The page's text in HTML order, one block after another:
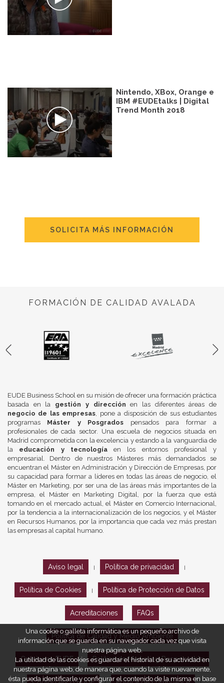
Nintendo, XBox, Orange e
IBM #EUDEtalks | Digital
Trend Month 2018
SOLICITA MÁS INFORMACIÓN
FORMACIÓN DE CALIDAD AVALADA
EUDE Business School en su misión de ofrecer una formación práctica
basada en la gestión y dirección en las diferentes áreas de
negocio de las empresas , pone a disposición de sus estudiantes
programas Máster y Posgrados pensados para formar a
profesionales de cada sector. Una escuela de negocios situada en
Madrid comprometida con la excelencia y estando a la vanguardia de
la educación y tecnologíaen los entornos profesional y
empresarial. Dentro de nuestros Másteres más demandados se
encuentran el Máster en Administración y Dirección de Empresas, por
su capacidad para formar a líderes en todas las áreas de negocio, el
Máster en Marketing, por ser una de las áreas más importantes de la
empresa, el Máster en Marketing Digital, por la fuerza que está
tomando en el mercado actual, el Máster en Comercio Internacional,
por la tendencia a la internacionalización de los negocios, y el Máster
en Recursos Humanos, por la importancia que cada vez más prestan
las empresas al capital humano.
Aviso legal Política de privacidad
Política de Cookies Política de Protección de Datos
Acreditaciones FAQs
Política de Calidad y Medio Ambiente
Opiniones EUDE Política de Marketing Responsable
Una cookie o galleta informática es un pequeño archivo de
información que se guarda en su navegador cada vez que visita
nuestra página web.
La utilidad de las cookies es guardar el historial de su actividad en
nuestra página web, de manera que, cuando la visite nuevamente,
ésta pueda identificarle y configurar el contenido de la misma en base